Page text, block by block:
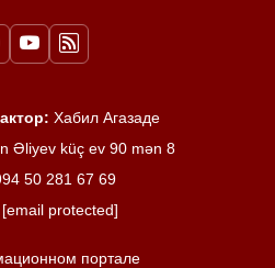
Хабил Агазаде
Əliyev küç ev 90 mən 8
50 281 67 69
[email protected]
портале